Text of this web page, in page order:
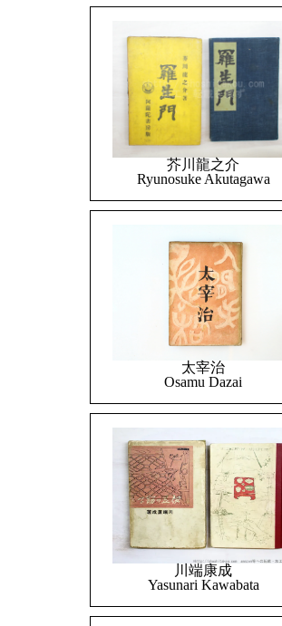
芥川龍之介
Ryunosuke Akutagawa
太宰治
Osamu Dazai
川端康成
Yasunari Kawabata